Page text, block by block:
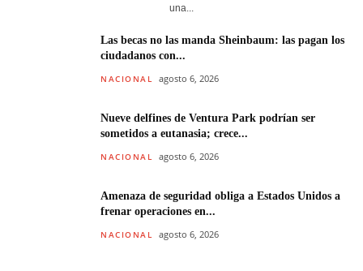
una...
Las becas no las manda Sheinbaum: las pagan los
ciudadanos con...
NACIONAL agosto 6, 2026
Nueve delfines de Ventura Park podrían ser
sometidos a eutanasia; crece...
NACIONAL agosto 6, 2026
Amenaza de seguridad obliga a Estados Unidos a
frenar operaciones en...
NACIONAL agosto 6, 2026